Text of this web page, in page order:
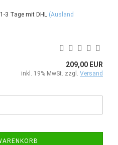
1-3 Tage mit DHL (Ausland
209,00 EUR
inkl. 19% MwSt. zzgl. Versand